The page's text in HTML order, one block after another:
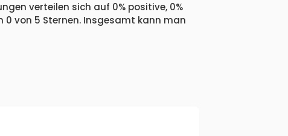
verteilen sich auf 0% positive, 0%
von 5 Sternen. Insgesamt kann man